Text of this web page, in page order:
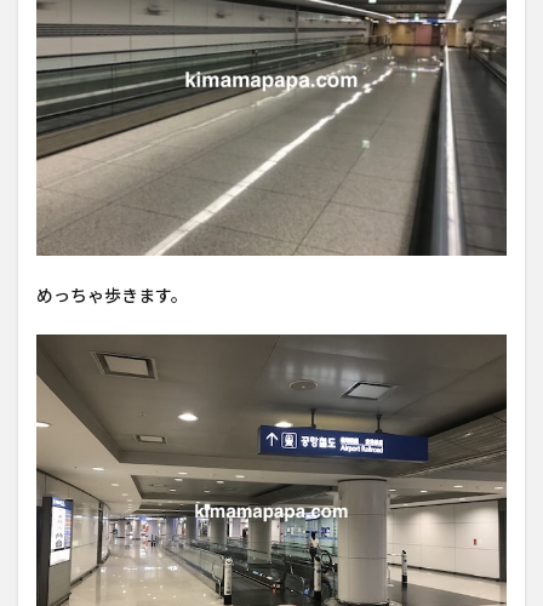
めっちゃ歩きます。